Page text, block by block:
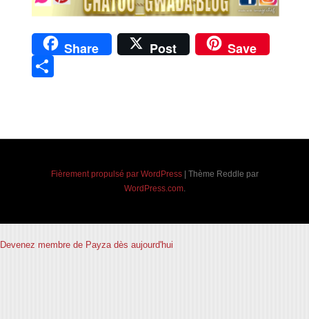
Share Post Save
Fièrement propulsé par WordPress
Thème Reddle par
WordPress.com.
Devenez membre de Payza dès aujourd'hui